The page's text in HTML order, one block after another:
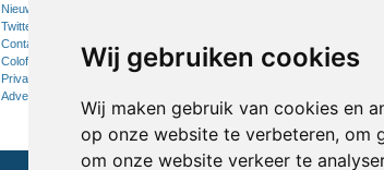
Wij gebruiken cookies
Wij maken gebruik van cookies en
op onze website te verbeteren, om
om onze website verkeer te
Nieuwsbrief
Twitter
Contact
Colofon
Privacy
Adverteren